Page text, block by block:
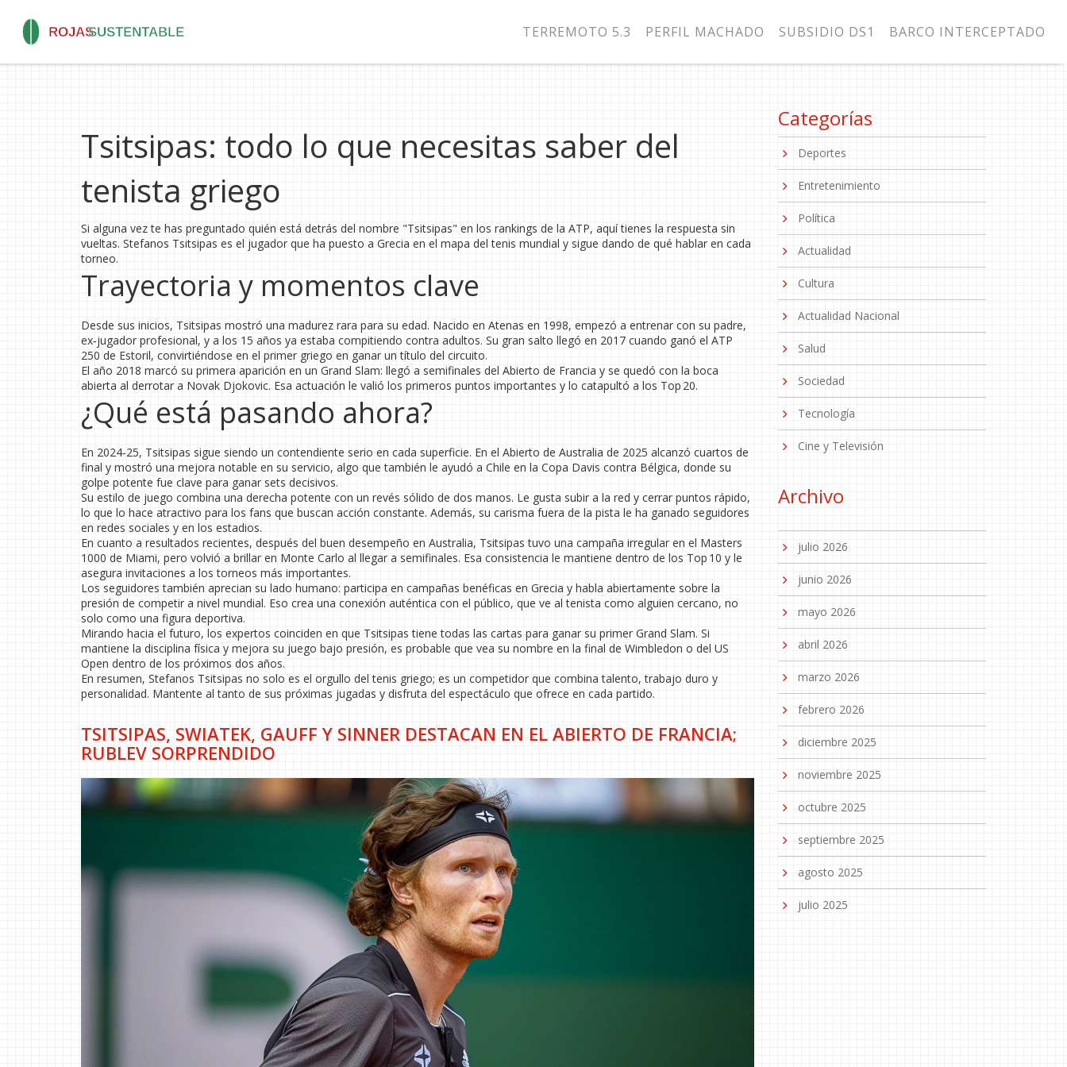
TERREMOTO 5.3 PERFIL MACHADO SUBSIDIO DS1 BARCO INTERCEPTADO
Tsitsipas: todo lo que necesitas saber del
tenista griego
Si alguna vez te has preguntado quién está detrás del nombre "Tsitsipas" en los rankings de la ATP, aquí tienes la respuesta sin
vueltas. Stefanos Tsitsipas es el jugador que ha puesto a Grecia en el mapa del tenis mundial y sigue dando de qué hablar en cada
torneo.
Trayectoria y momentos clave
Desde sus inicios, Tsitsipas mostró una madurez rara para su edad. Nacido en Atenas en 1998, empezó a entrenar con su padre,
ex‑jugador profesional, y a los 15 años ya estaba compitiendo contra adultos. Su gran salto llegó en 2017 cuando ganó el ATP
250 de Estoril, convirtiéndose en el primer griego en ganar un título del circuito.
El año 2018 marcó su primera aparición en un Grand Slam: llegó a semifinales del Abierto de Francia y se quedó con la boca
abierta al derrotar a Novak Djokovic. Esa actuación le valió los primeros puntos importantes y lo catapultó a los Top 20.
¿Qué está pasando ahora?
En 2024‑25, Tsitsipas sigue siendo un contendiente serio en cada superficie. En el Abierto de Australia de 2025 alcanzó cuartos de
final y mostró una mejora notable en su servicio, algo que también le ayudó a Chile en la Copa Davis contra Bélgica, donde su
golpe potente fue clave para ganar sets decisivos.
Su estilo de juego combina una derecha potente con un revés sólido de dos manos. Le gusta subir a la red y cerrar puntos rápido,
lo que lo hace atractivo para los fans que buscan acción constante. Además, su carisma fuera de la pista le ha ganado seguidores
en redes sociales y en los estadios.
En cuanto a resultados recientes, después del buen desempeño en Australia, Tsitsipas tuvo una campaña irregular en el Masters
1000 de Miami, pero volvió a brillar en Monte Carlo al llegar a semifinales. Esa consistencia le mantiene dentro de los Top 10 y le
asegura invitaciones a los torneos más importantes.
Los seguidores también aprecian su lado humano: participa en campañas benéficas en Grecia y habla abiertamente sobre la
presión de competir a nivel mundial. Eso crea una conexión auténtica con el público, que ve al tenista como alguien cercano, no
solo como una figura deportiva.
Mirando hacia el futuro, los expertos coinciden en que Tsitsipas tiene todas las cartas para ganar su primer Grand Slam. Si
mantiene la disciplina física y mejora su juego bajo presión, es probable que vea su nombre en la final de Wimbledon o del US
Open dentro de los próximos dos años.
En resumen, Stefanos Tsitsipas no solo es el orgullo del tenis griego; es un competidor que combina talento, trabajo duro y
personalidad. Mantente al tanto de sus próximas jugadas y disfruta del espectáculo que ofrece en cada partido.
TSITSIPAS, SWIATEK, GAUFF Y SINNER DESTACAN EN EL ABIERTO DE FRANCIA;
RUBLEV SORPRENDIDO
Categorías
Deportes
Entretenimiento
Política
Actualidad
Cultura
Actualidad Nacional
Salud
Sociedad
Tecnología
Cine y Televisión
Archivo
julio 2026
junio 2026
mayo 2026
abril 2026
marzo 2026
febrero 2026
diciembre 2025
noviembre 2025
octubre 2025
septiembre 2025
agosto 2025
julio 2025